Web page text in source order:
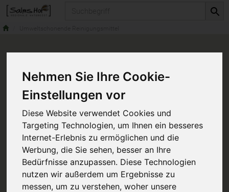
Nehmen Sie Ihre Cookie-
Einstellungen vor
Diese Website verwendet Cookies und
Targeting Technologien, um Ihnen ein besseres
Internet-Erlebnis zu ermöglichen und die
Werbung, die Sie sehen, besser an Ihre
Bedürfnisse anzupassen. Diese Technologien
nutzen wir außerdem um Ergebnisse zu
messen, um zu verstehen, woher unsere